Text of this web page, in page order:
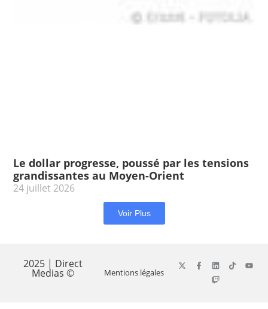
Le dollar progresse, poussé par les tensions
grandissantes au Moyen-Orient
24 juillet 2026
Voir Plus
2025 | Direct
Medias © Mentions légales